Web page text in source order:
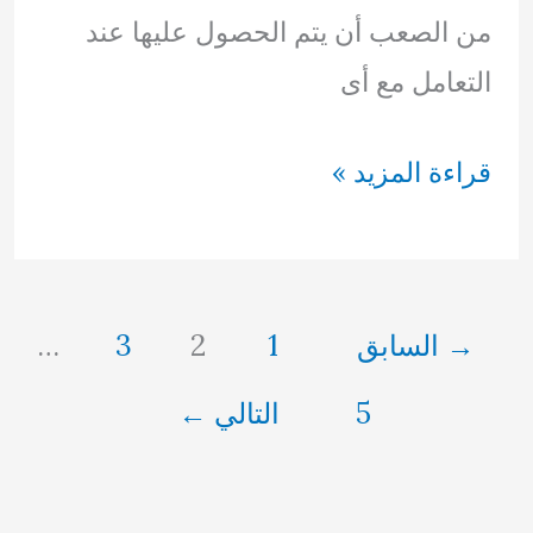
من الصعب أن يتم الحصول عليها عند
التعامل مع أى
نجار
قراءة المزيد »
→ السابق 1
2
3
…
5
التالي ←